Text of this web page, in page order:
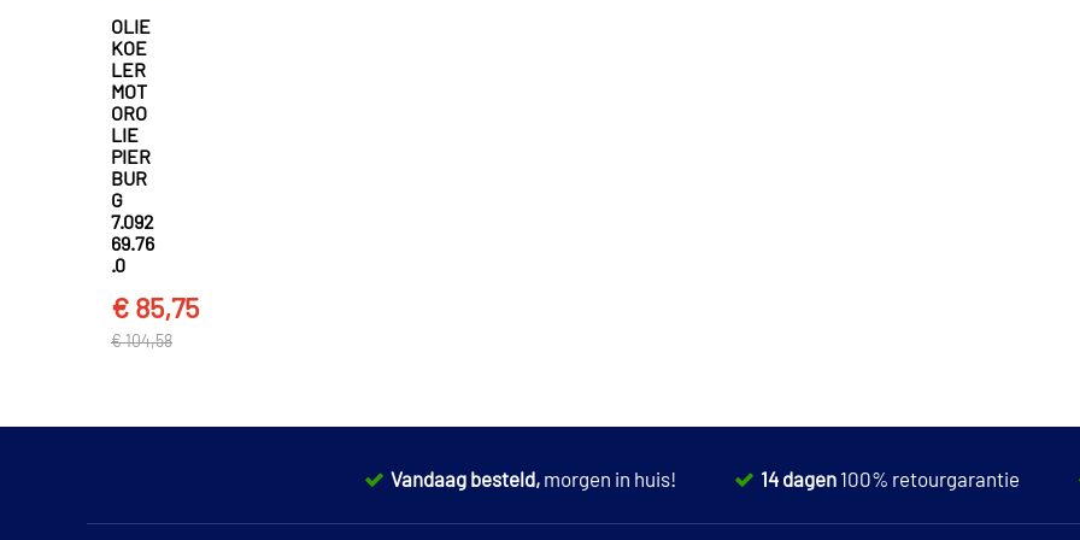
OLIE
KOE
LER
MOT
ORO
LIE
PIER
BUR
G
7.092
69.76
.0
€ 85,75
€ 104,58
Vandaag besteld, morgen in huis! 14 dagen 100% retourgarantie